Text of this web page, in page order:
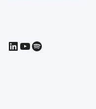
LinkedIn
YouTube
Spotify